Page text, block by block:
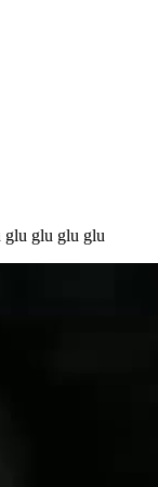
glu glu glu glu